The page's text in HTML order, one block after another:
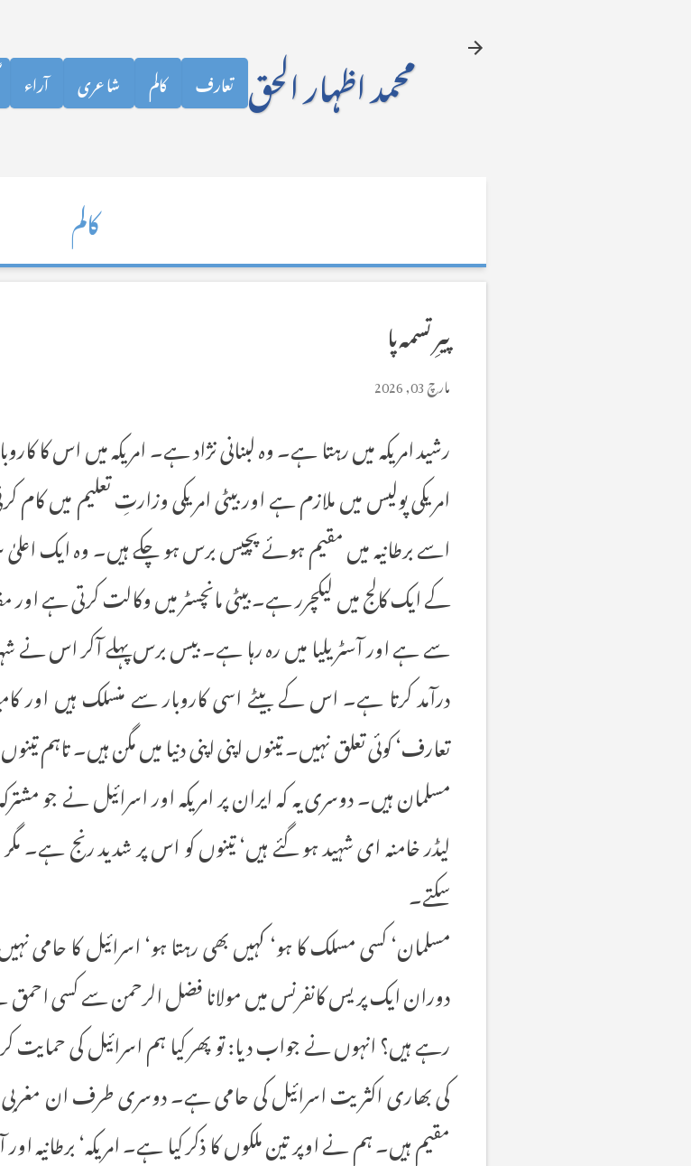
محمد اظہار الحق تعارف کالم شاعری آراء
کالم
پیرِ تسمہ پا
مارچ 03, 2026
رشید امریکہ میں رہتا ہے۔ وہ لبنانی نژاد ہے۔ امریکہ میں اس کا
امریکی پولیس میں ملازم ہے اور بیٹی امریکی وزارتِ تعلیم میں
اسے برطانیہ میں مقیم ہوئے پچیس برس ہو چکے ہیں۔ وہ ایک
کے ایک کالج میں لیکچرر ہے۔ بیٹی مانچسٹر میں وکالت کرتی ہے
سے ہے اور آسٹریلیا میں رہ رہا ہے۔ بیس برس پہلے آکر اس
درآمد کرتا ہے۔ اس کے بیٹے اسی کاروبار سے منسلک ہیں اور
تعارف‘ کوئی تعلق نہیں۔ تینوں اپنی اپنی دنیا میں مگن ہیں۔ تاہم
مسلمان ہیں۔ دوسری یہ کہ ایران پر امریکہ اور اسرائیل نے جو
لیڈر خامنہ ای شہید ہو گئے ہیں‘ تینوں کو اس پر شدید رنج ہے۔
سکتے۔
مسلمان‘ کسی مسلک کا ہو‘ کہیں بھی رہتا ہو‘ اسرائیل کا حامی
دوران ایک پریس کانفرنس میں مولانا فضل الرحمن سے کسی احمق
رہے ہیں؟ انہوں نے جواب دیا: تو پھر کیا ہم اسرائیل کی حمایت
کی بھاری اکثریت اسرائیل کی حامی ہے۔ دوسری طرف ان
مقیم ہیں۔ ہم نے اوپر تین ملکوں کا ذکر کیا ہے۔ امریکہ‘ برطانیہ